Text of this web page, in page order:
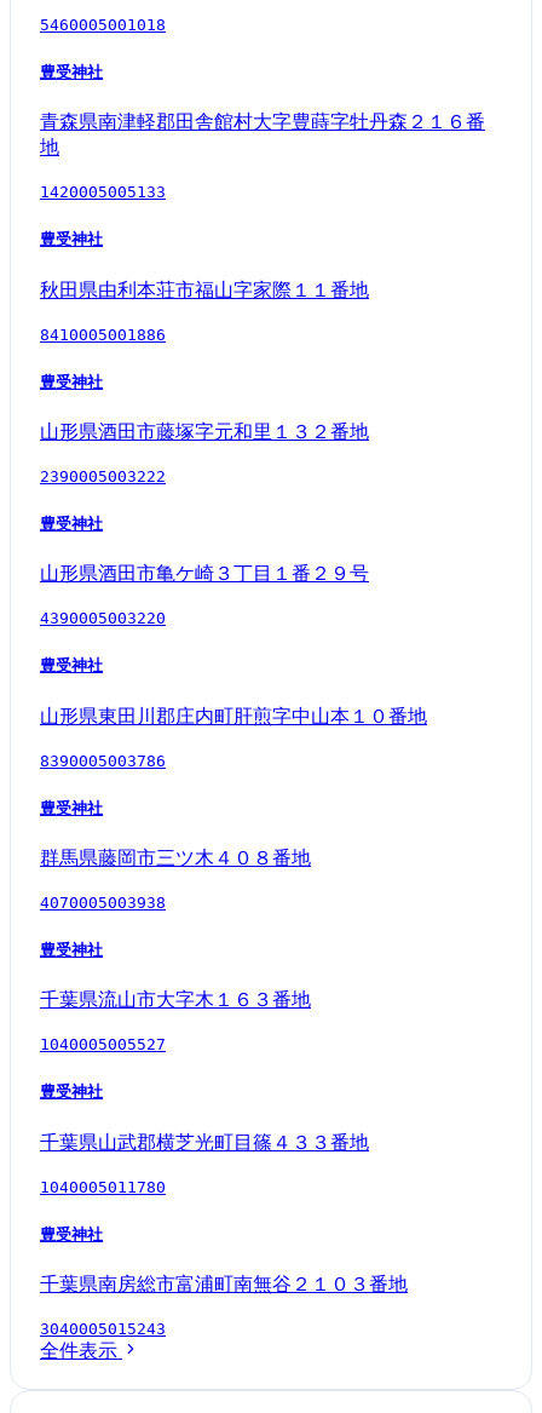
5460005001018
豊受神社
青森県南津軽郡田舎館村大字豊蒔字牡丹森２１６番
地
1420005005133
豊受神社
秋田県由利本荘市福山字家際１１番地
8410005001886
豊受神社
山形県酒田市藤塚字元和里１３２番地
2390005003222
豊受神社
山形県酒田市亀ケ崎３丁目１番２９号
4390005003220
豊受神社
山形県東田川郡庄内町肝煎字中山本１０番地
8390005003786
豊受神社
群馬県藤岡市三ツ木４０８番地
4070005003938
豊受神社
千葉県流山市大字木１６３番地
1040005005527
豊受神社
千葉県山武郡横芝光町目篠４３３番地
1040005011780
豊受神社
千葉県南房総市富浦町南無谷２１０３番地
3040005015243
全件表示